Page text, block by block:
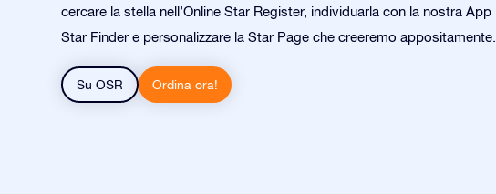
cercare la stella nell’Online Star Register, individuarla con la nostra App
Star Finder e personalizzare la Star Page che creeremo appositamente.
Su OSR Ordina ora!